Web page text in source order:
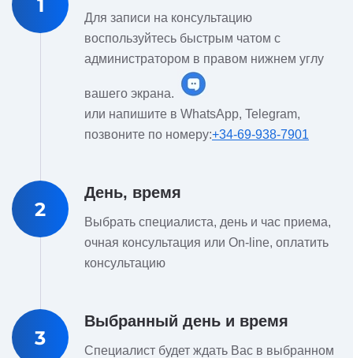
1
Для записи на консультацию
воспользуйтесь быстрым чатом с
администратором в правом нижнем углу
вашего экрана.
или напишите в WhatsApp, Telegram,
позвоните по номеру:+34-69-938-7901
2
День, время
Выбрать специалиста, день и час приема,
очная консультация или On-line, оплатить
консультацию
3
Выбранный день и время
Специалист будет ждать Вас в выбранном